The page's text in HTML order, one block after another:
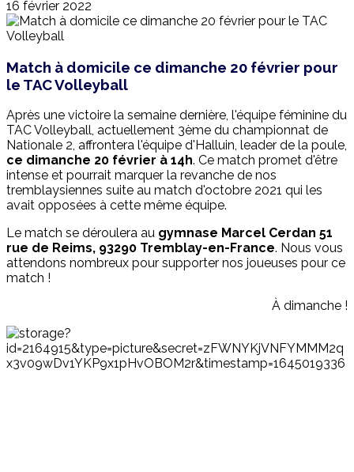
16 février 2022
Match à domicile ce dimanche 20 février pour
le TAC Volleyball
Après une victoire la semaine dernière, l'équipe féminine du
TAC Volleyball, actuellement 3ème du championnat de
Nationale 2, affrontera l'équipe d'Halluin, leader de la poule,
ce dimanche 20 février à 14h. Ce match promet d'être
intense et pourrait marquer la revanche de nos
tremblaysiennes suite au match d'octobre 2021 qui les
avait opposées à cette même équipe.
Le match se déroulera au gymnase Marcel Cerdan 51
rue de Reims, 93290 Tremblay-en-France. Nous vous
attendons nombreux pour supporter nos joueuses pour ce
match !
À dimanche !